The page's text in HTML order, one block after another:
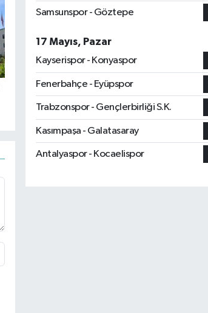
Samsunspor - Göztepe
17 Mayıs, Pazar
Kayserispor - Konyaspor
Fenerbahçe - Eyüpspor
Trabzonspor - Gençlerbirliği S.K.
Kasımpaşa - Galatasaray
Antalyaspor - Kocaelispor